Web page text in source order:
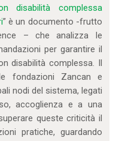
disabilità complessa
” è un documento -frutto
– che analizza le
per garantire il
disabilità complessa. Il
fondazioni Zancan e
nodi del sistema, legati
accoglienza e a una
queste criticità il
pratiche, guardando